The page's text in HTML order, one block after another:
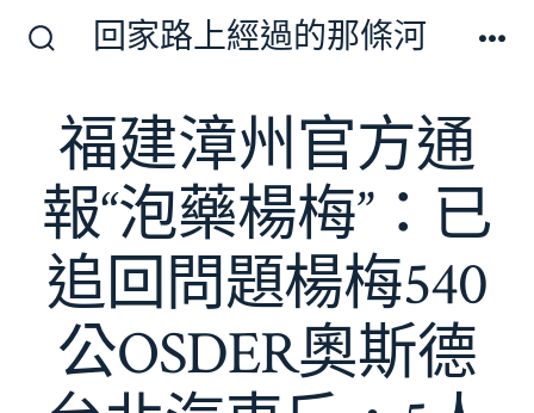
換
開
關
回家路上經過的那條河
福建漳州官方通
報“泡藥楊梅”：已
追回問題楊梅540
公OSDER奧斯德